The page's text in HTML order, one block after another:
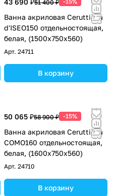
51 400 ₽
Ванна акриловая Ceruttispa
d'ISEO150 отдельностоящая,
белая, (1500x750x560)
Арт. 24711
В корзину
50 065 ₽58 900 ₽ -15%
Ванна акриловая Ceruttispa
COMO160 отдельностоящая,
белая, (1600x750x560)
Арт. 24710
В корзину